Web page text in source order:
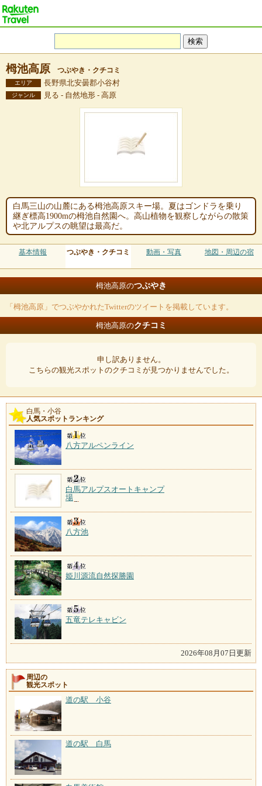
栂池高原 つぶやき・クチコミ
エリア 長野県北安曇郡小谷村
ジャンル 見る - 自然地形 - 高原
白馬三山の山麓にある栂池高原スキー場。夏はゴンドラを乗り
継ぎ標高1900mの栂池自然園へ。高山植物を観察しながらの散策
や北アルプスの眺望は最高だ。
基本情報 つぶやき・クチコミ 動画・写真 地図・周辺の宿
栂池高原のつぶやき
「栂池高原」でつぶやかれたTwitterのツイートを掲載しています。
栂池高原のクチコミ
申し訳ありません。
こちらの観光スポットのクチコミが見つかりませんでした。
白馬・小谷
人気スポットランキング
八方アルペンライン
白馬アルプスオートキャンプ
場
八方池
姫川源流自然探勝園
五竜テレキャビン
2026年08月07日更新
周辺の
観光スポット
道の駅 小谷
道の駅 白馬